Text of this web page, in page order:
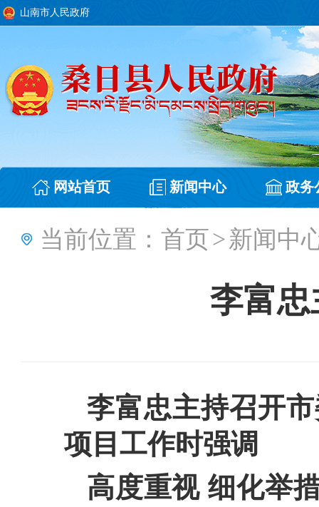
山南市人民政府
网站首页 新闻中心 政务
当前位置： 首页>新闻中
李富
李富忠主持召开
项目工作时强调
高度重视 细化举